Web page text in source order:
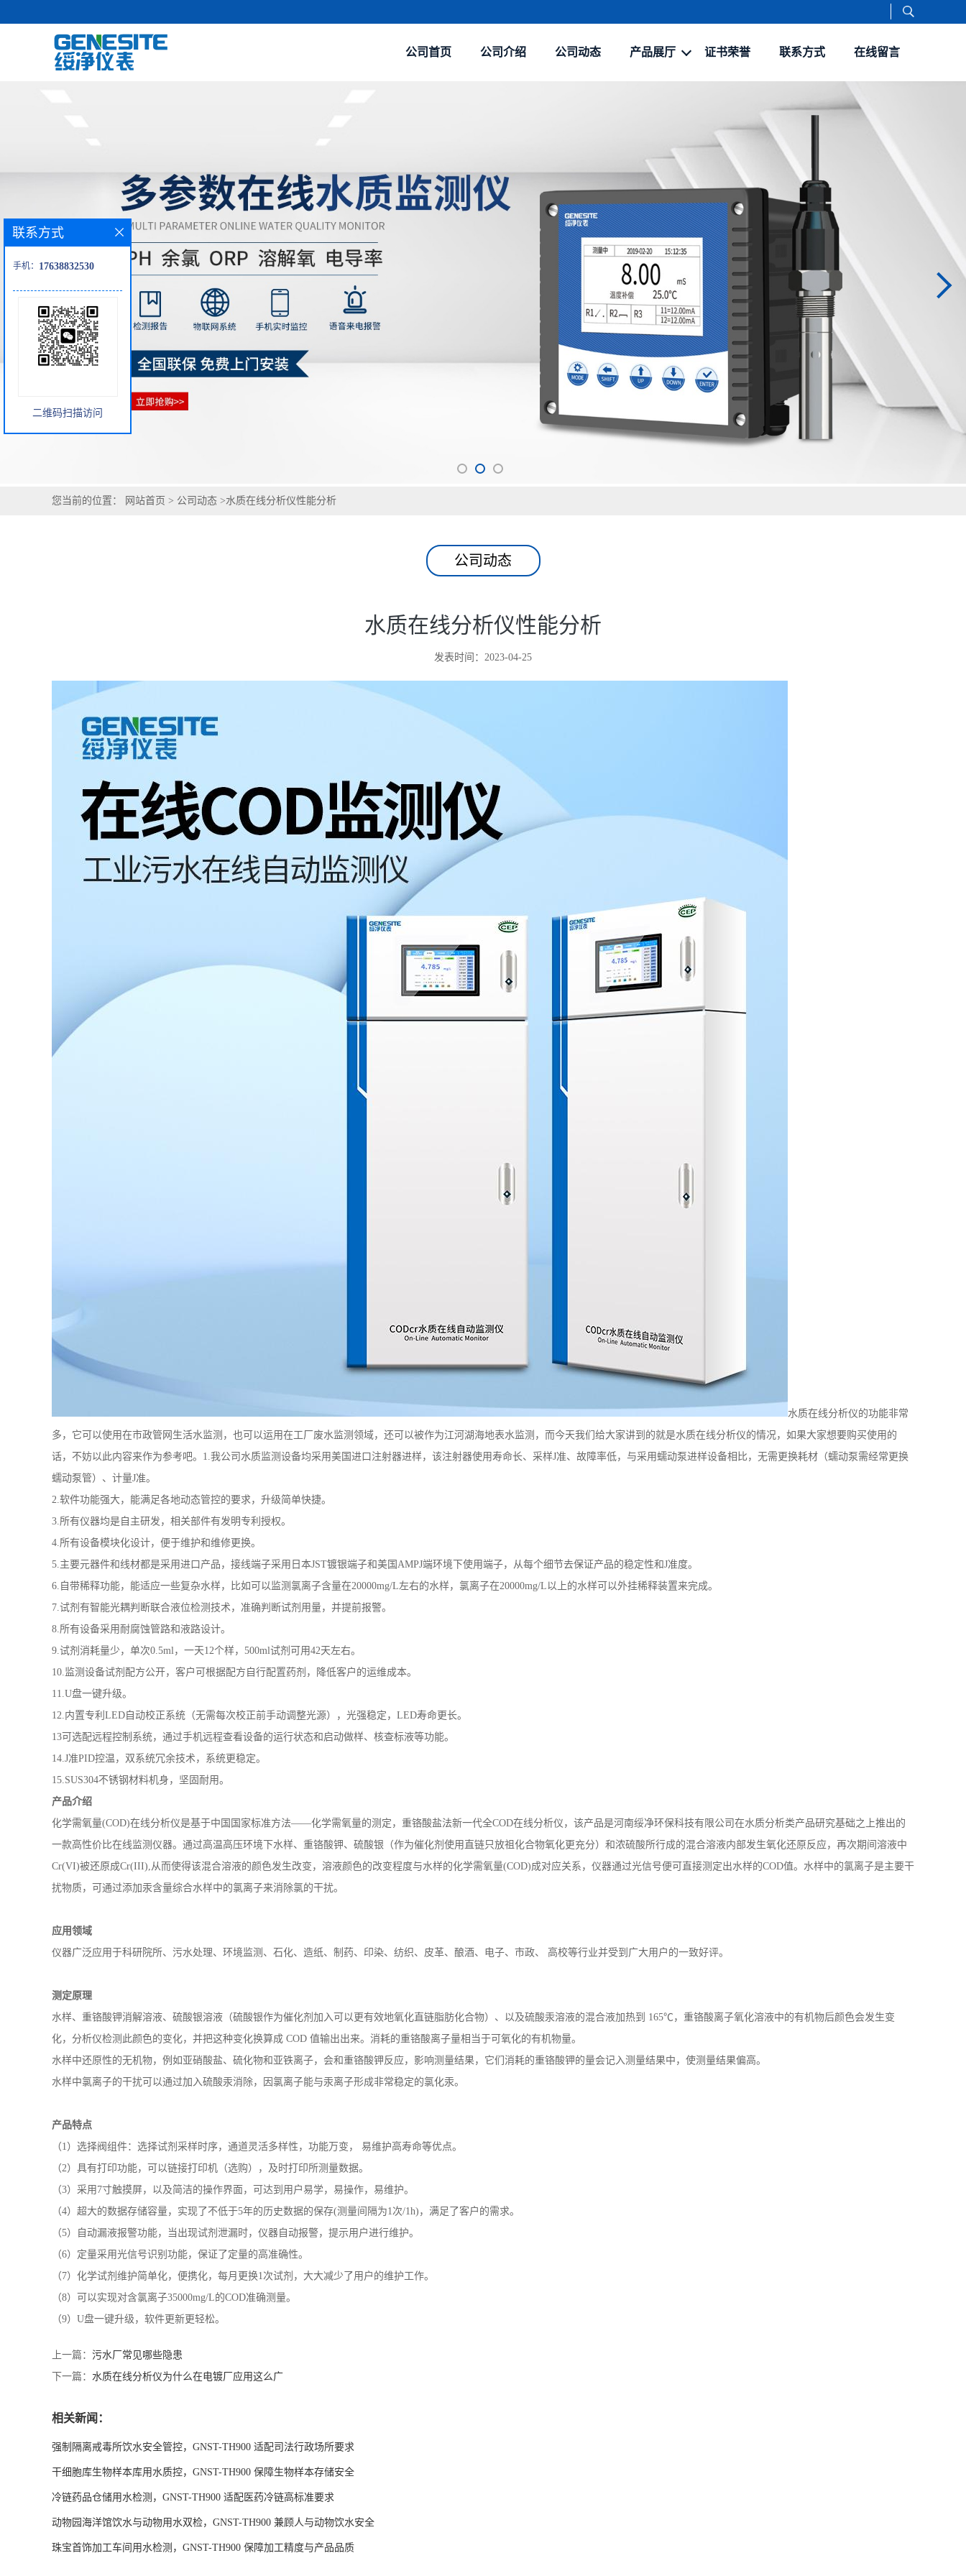
公司首页 公司介绍 公司动态 产品展厅 证书荣誉 联系方式 在线留言
您当前的位置： 网站首页 > 公司动态 >水质在线分析仪性能分析
公司动态
水质在线分析仪性能分析
发表时间：2023-04-25
水质在线分析仪的功能非常
多，它可以使用在市政管网生活水监测，也可以运用在工厂废水监测领域，还可以被作为江河湖海地表水监测，而今天我们给大家讲到的就是水质在线分析仪的情况，如果大家想要购买使用的
话，不妨以此内容来作为参考吧。1.我公司水质监测设备均采用美国进口注射器进样，该注射器使用寿命长、采样J准、故障率低，与采用蠕动泵进样设备相比，无需更换耗材（蠕动泵需经常更换
蠕动泵管）、计量J准。
2.软件功能强大，能满足各地动态管控的要求，升级简单快捷。
3.所有仪器均是自主研发，相关部件有发明专利授权。
4.所有设备模块化设计，便于维护和维修更换。
5.主要元器件和线材都是采用进口产品，接线端子采用日本JST镀银端子和美国AMPJ端环境下使用端子，从每个细节去保证产品的稳定性和J准度。
6.自带稀释功能，能适应一些复杂水样，比如可以监测氯离子含量在20000mg/L左右的水样，氯离子在20000mg/L以上的水样可以外挂稀释装置来完成。
7.试剂有智能光耦判断联合液位检测技术，准确判断试剂用量，并提前报警。
8.所有设备采用耐腐蚀管路和液路设计。
9.试剂消耗量少，单次0.5ml，一天12个样，500ml试剂可用42天左右。
10.监测设备试剂配方公开，客户可根据配方自行配置药剂，降低客户的运维成本。
11.U盘一键升级。
12.内置专利LED自动校正系统（无需每次校正前手动调整光源），光强稳定，LED寿命更长。
13可选配远程控制系统，通过手机远程查看设备的运行状态和启动做样、核查标液等功能。
14.J准PID控温，双系统冗余技术，系统更稳定。
15.SUS304不锈钢材料机身，坚固耐用。
产品介绍
化学需氧量(COD)在线分析仪是基于中国国家标准方法——化学需氧量的测定，重铬酸盐法新一代全COD在线分析仪，该产品是河南绥净环保科技有限公司在水质分析类产品研究基础之上推出的
一款高性价比在线监测仪器。通过高温高压环境下水样、重铬酸钾、硫酸银（作为催化剂使用直链只放祖化合物氧化更充分）和浓硫酸所行成的混合溶液内部发生氧化还原反应，再次期间溶液中
Cr(VI)被还原成Cr(III),从而使得该混合溶液的颜色发生改变，溶液颜色的改变程度与水样的化学需氧量(COD)成对应关系，仪器通过光信号便可直接测定出水样的COD值。水样中的氯离子是主要干
扰物质，可通过添加汞含量综合水样中的氯离子来消除氯的干扰。
应用领域
仪器广泛应用于科研院所、污水处理、环境监测、石化、造纸、制药、印染、纺织、皮革、酿酒、电子、市政、
高校等行业并受到广大用户的一致好评。
测定原理
水样、重铬酸钾消解溶液、硫酸银溶液（硫酸银作为催化剂加入可以更有效地氧化直链脂肪化合物）、以及硫酸汞溶液的混合液加热到 165℃，重铬酸离子氧化溶液中的有机物后颜色会发生变
化，分析仪检测此颜色的变化，并把这种变化换算成 COD 值输出出来。消耗的重铬酸离子量相当于可氧化的有机物量。
水样中还原性的无机物，例如亚硝酸盐、硫化物和亚铁离子，会和重铬酸钾反应，影响测量结果，它们消耗的重铬酸钾的量会记入测量结果中，使测量结果偏高。
水样中氯离子的干扰可以通过加入硫酸汞消除，因氯离子能与汞离子形成非常稳定的氯化汞。
产品特点
（1）选择阀组件：选择试剂采样时序，通道灵活多样性，功能万变， 易维护高寿命等优点。
（2）具有打印功能，可以链接打印机（选购），及时打印所测量数据。
（3） 采用 7寸触摸屏，以及简洁的操作界面，可达到用户易学，易操作，易维护。
（4） 超大的数据存储容量，实现了不低于5年的历史数据的保存(测量间隔为1次/1h)，满足了客户的需求。
（5）自动漏液报警功能，当出现试剂泄漏时，仪器自动报警，提示用户进行维护。
（6）定量采用光信号识别功能，保证了定量的高准确性。
（7） 化学试剂维护简单化，便携化，每月更换1次试剂，大大减少了用户的维护工作。
（8）
可以实现对含氯离子35000mg/L的COD准确测量。
（9）U盘一键升级，软件更新更轻松。
上一篇： 污水厂常见哪些隐患
下一篇： 水质在线分析仪为什么在电镀厂应用这么广
相关新闻：
强制隔离戒毒所饮水安全管控，GNST-TH900 适配司法行政场所要求
干细胞库生物样本库用水质控，GNST-TH900 保障生物样本存储安全
冷链药品仓储用水检测，GNST-TH900 适配医药冷链高标准要求
动物园海洋馆饮水与动物用水双检，GNST-TH900 兼顾人与动物饮水安全
珠宝首饰加工车间用水检测，GNST-TH900 保障加工精度与产品品质
联系方式
手机： 17638832530
二维码扫描访问